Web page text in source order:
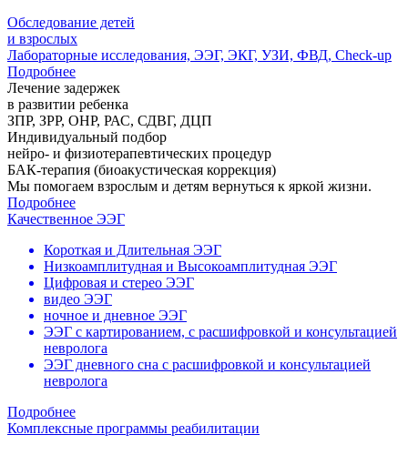
Обследование детей
и взрослых
Лабораторные исследования, ЭЭГ, ЭКГ, УЗИ, ФВД, Cheсk-up
Подробнее
Лечение задержек
в развитии ребенка
ЗПР, ЗРР, ОНР, РАС, СДВГ, ДЦП
Индивидуальный подбор
нейро- и физиотерапевтических процедур
БАК-терапия (биоакустическая коррекция)
Мы помогаем взрослым и детям вернуться к яркой жизни.
Подробнее
Качественное ЭЭГ
Короткая и Длительная ЭЭГ
Низкоамплитудная и Высокоамплитудная ЭЭГ
Цифровая и стерео ЭЭГ
видео ЭЭГ
ночное и дневное ЭЭГ
ЭЭГ с картированием, с расшифровкой и консультацией
невролога
ЭЭГ дневного сна с расшифровкой и консультацией
невролога
Подробнее
Комплексные программы реабилитации